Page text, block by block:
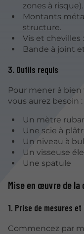
zones à risque).
Montants
structure.
Vis et chevilles
Bande à joint
3. Outils requis
Pour mener à
vous aurez besoin :
Un mètre
Une scie à
Un niveau à
Un visseuse
Une spatule
Mise en œuvre de la
1. Prise de mesures
Commencez par